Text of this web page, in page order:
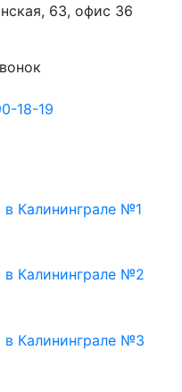
63, офис 36
звонок
18-19